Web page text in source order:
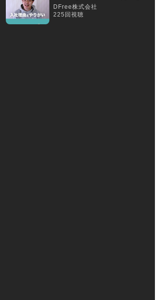
え、入社を決める
DFree株式会社
225回視聴